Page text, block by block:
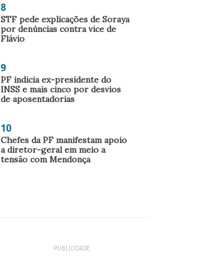
8
STF pede explicações de Soraya
por denúncias contra vice de
Flávio
9
PF indicia ex-presidente do
INSS e mais cinco por desvios
de aposentadorias
10
Chefes da PF manifestam apoio
a diretor-geral em meio a
tensão com Mendonça